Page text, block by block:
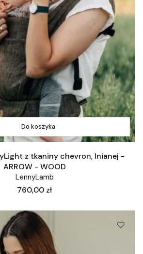
Do koszyka
z tkaniny chevron, lnianej -
ARROW - WOOD
LennyLamb
Cena
760,00 zł